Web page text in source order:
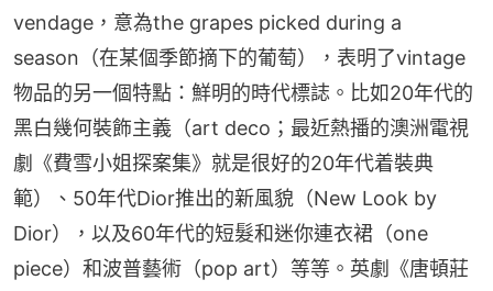
vendage，意為the grapes picked during a
season（在某個季節摘下的葡萄），表明了vintage
物品的另一個特點：鮮明的時代標誌。比如20年代的
黑白幾何裝飾主義（art deco；最近熱播的澳洲電視
劇《費雪小姐探案集》就是很好的20年代着裝典
範）、50年代Dior推出的新風貌（New Look by
Dior），以及60年代的短髮和迷你連衣裙（one
piece）和波普藝術（pop art）等等。英劇《唐頓莊